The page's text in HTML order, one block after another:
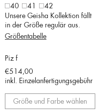
40
41
42
Unsere Geisha Kollektion fällt
in der Größe regulär aus.
Größentabelle
Piz f
€514,00
inkl. Einzelanfertigungsgebühr
Größe und Farbe wählen